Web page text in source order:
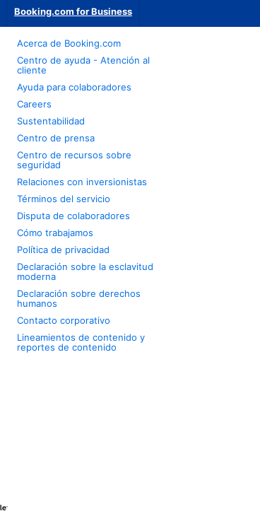
Booking.com for Business
Acerca de Booking.com
Centro de ayuda - Atención al
cliente
Ayuda para colaboradores
Careers
Sustentabilidad
Centro de prensa
Centro de recursos sobre
seguridad
Relaciones con inversionistas
Términos del servicio
Disputa de colaboradores
Cómo trabajamos
Política de privacidad
Declaración sobre la esclavitud
moderna
Declaración sobre derechos
humanos
Contacto corporativo
Lineamientos de contenido y
reportes de contenido